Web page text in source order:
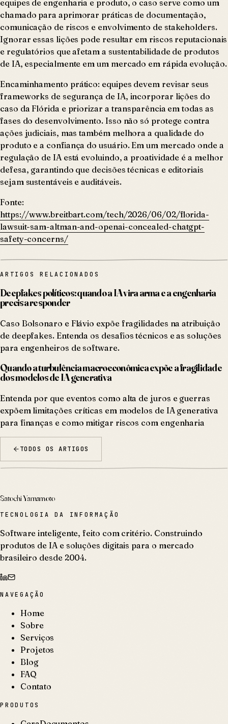
equipes de engenharia e produto, o caso serve como um
chamado para aprimorar práticas de documentação,
comunicação de riscos e envolvimento de stakeholders.
Ignorar essas lições pode resultar em riscos reputacionais
e regulatórios que afetam a sustentabilidade de produtos
de IA, especialmente em um mercado em rápida evolução.
Encaminhamento prático: equipes devem revisar seus
frameworks de segurança de IA, incorporar lições do
caso da Flórida e priorizar a transparência em todas as
fases do desenvolvimento. Isso não só protege contra
ações judiciais, mas também melhora a qualidade do
produto e a confiança do usuário. Em um mercado onde a
regulação de IA está evoluindo, a proatividade é a melhor
defesa, garantindo que decisões técnicas e editoriais
sejam sustentáveis e auditáveis.
Fonte:
https://www.breitbart.com/tech/2026/06/02/florida-
lawsuit-sam-altman-and-openai-concealed-chatgpt-
safety-concerns/
ARTIGOS RELACIONADOS
Deepfakes políticos: quando a IA vira arma e a engenharia
precisa responder
Caso Bolsonaro e Flávio expõe fragilidades na atribuição
de deepfakes. Entenda os desafios técnicos e as soluções
para engenheiros de software.
Quando a turbulência macroeconômica expõe a fragilidade
dos modelos de IA generativa
Entenda por que eventos como alta de juros e guerras
expõem limitações críticas em modelos de IA generativa
para finanças e como mitigar riscos com engenharia
TODOS OS ARTIGOS
Satochi Yamamoto
TECNOLOGIA DA INFORMAÇÃO
Software inteligente, feito com critério. Construindo
produtos de IA e soluções digitais para o mercado
brasileiro desde 2004.
NAVEGAÇÃO
Home
Sobre
Serviços
Projetos
Blog
FAQ
Contato
PRODUTOS